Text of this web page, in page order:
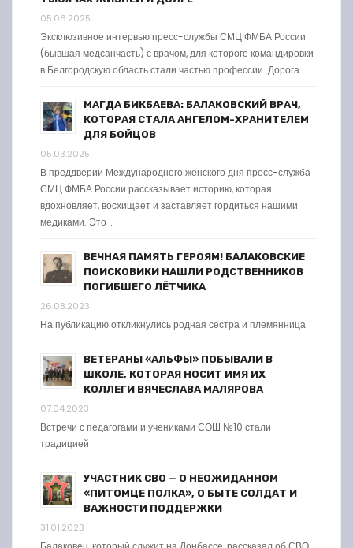
05.06.2025
Эксклюзивное интервью пресс-службы СМЦ ФМБА России
(бывшая медсанчасть) с врачом, для которого командировки
в Белгородскую область стали частью профессии. Дорога …
МАГДА БИКБАЕВА: БАЛАКОВСКИЙ ВРАЧ,
КОТОРАЯ СТАЛА АНГЕЛОМ-ХРАНИТЕЛЕМ
ДЛЯ БОЙЦОВ
05.03.2025
В преддверии Международного женского дня пресс-служба
СМЦ ФМБА России рассказывает историю, которая
вдохновляет, восхищает и заставляет гордиться нашими
медиками. Это …
ВЕЧНАЯ ПАМЯТЬ ГЕРОЯМ! БАЛАКОВСКИЕ
ПОИСКОВИКИ НАШЛИ РОДСТВЕННИКОВ
ПОГИБШЕГО ЛЁТЧИКА
26.08.2023
На публикацию откликнулись родная сестра и племянница
ВЕТЕРАНЫ «АЛЬФЫ» ПОБЫВАЛИ В
ШКОЛЕ, КОТОРАЯ НОСИТ ИМЯ ИХ
КОЛЛЕГИ ВЯЧЕСЛАВА МАЛЯРОВА
07.04.2023
Встречи с педагогами и учениками СОШ №10 стали
традицией
УЧАСТНИК СВО — О НЕОЖИДАННОМ
«ПИТОМЦЕ ПОЛКА», О БЫТЕ СОЛДАТ И
ВАЖНОСТИ ПОДДЕРЖКИ
31.01.2023